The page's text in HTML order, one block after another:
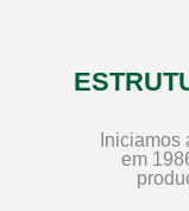
em